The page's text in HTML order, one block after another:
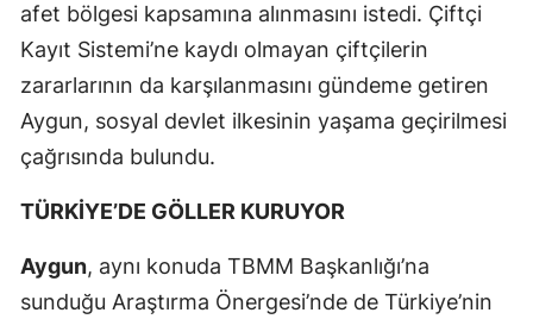
afet bölgesi kapsamına alınmasını istedi. Çiftçi
Kayıt Sistemi’ne kaydı olmayan çiftçilerin
zararlarının da karşılanmasını gündeme getiren
Aygun, sosyal devlet ilkesinin yaşama geçirilmesi
çağrısında bulundu.
TÜRKİYE’DE GÖLLER KURUYOR
Aygun, aynı konuda TBMM Başkanlığı’na
sunduğu Araştırma Önergesi’nde de Türkiye’nin